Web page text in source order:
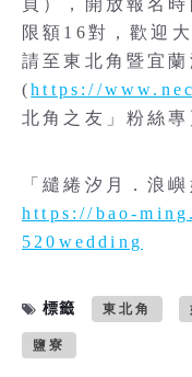
限額16對，歡迎
請至東北角暨宜
(https://
北角之友」粉絲專
「繾綣汐月．浪
https://bao-
520wedding
標籤 東北角
鹽寮